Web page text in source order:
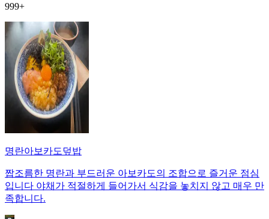
999+
명란아보카도덮밥
짭조름한 명란과 부드러운 아보카도의 조합으로 즐거운 점심
입니다 야채가 적절하게 들어가서 식감을 놓치지 않고 매우 만
족합니다.